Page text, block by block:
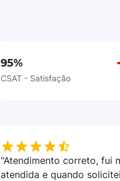
95%
CSAT - Satisfação
"Atendimento correto, fui
atendida e quando